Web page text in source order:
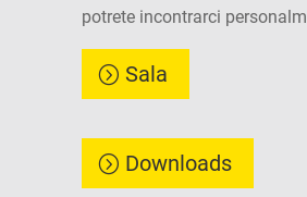
potrete incontrarci
Sala
Downloads